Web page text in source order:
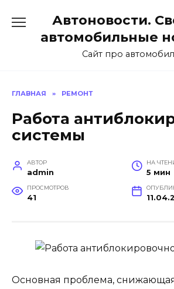
содержанию
Автоновости.
автомобильные
Сайт про
ГЛАВНАЯ » РЕМОНТ
Работа
системы
АВТОР
admin
НА
5 мин
ПРОСМОТРОВ
41
Основная проблема,